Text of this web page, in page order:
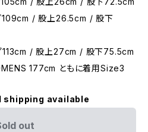
109cm / 股上26.5cm / 股下
113cm / 股上27cm / 股下75.5cm
177cm ともに着用Size3
available
out